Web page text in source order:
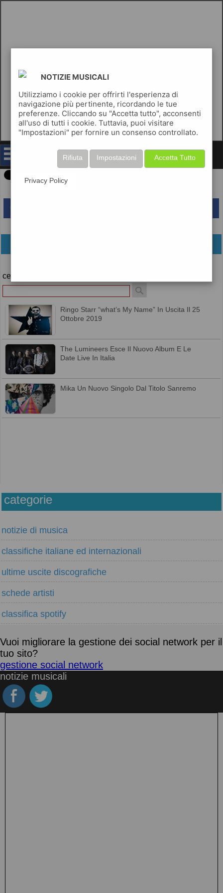
notizie musicali
cerca
Ringo Starr “what’s My Name” In Uscita Il 25
Ottobre 2019
The Lumineers Esce Il Nuovo Album E Le
Date Live In Italia
Mika Un Nuovo Singolo Dal Titolo Sanremo
categorie
notizie di musica
classifiche italiane ed internazionali
ultime uscite discografiche
schede artisti
classifica spotify
Vuoi migliorare la gestione dei social network per il
tuo sito?
gestione social network
notizie musicali
NOTIZIE MUSICALI
Utilizziamo i cookie per offrirti l'esperienza di
navigazione più pertinente, ricordando le tue
preferenze. Cliccando su "Accetta tutto", acconsenti
all'uso di tutti i cookie. Tuttavia, puoi visitare
"Impostazioni" per fornire un consenso controllato.
Accetta Tutto
Impostazioni
Rifiuta
Privacy Policy